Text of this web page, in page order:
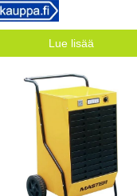
Lue lisää